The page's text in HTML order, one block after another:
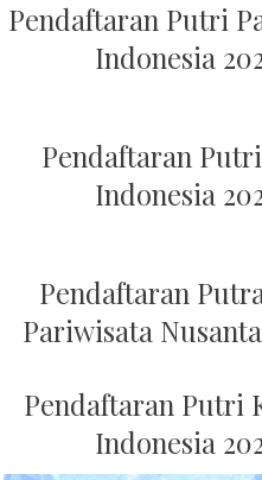
Pendaftaran Putri
Indonesia
Pendaftaran
Indonesia
Pendaftaran
Pariwisata
Pendaftaran Putri
Indonesia